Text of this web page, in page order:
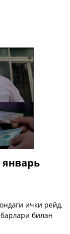
январь
ички рейд,
билан